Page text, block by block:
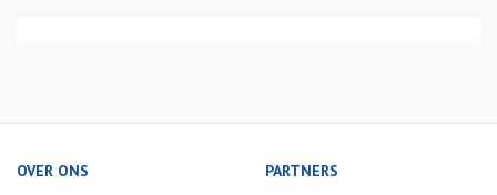
OVER ONS PARTNERS